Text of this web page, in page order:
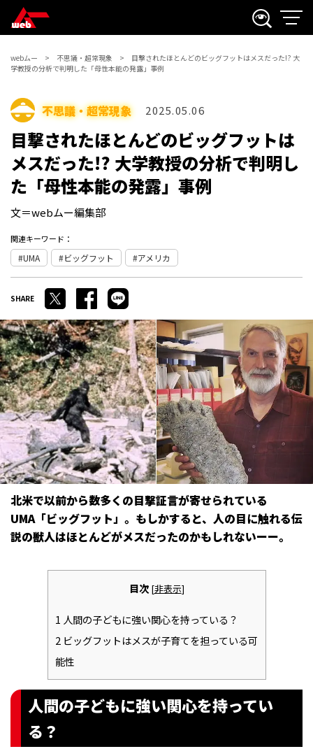
webムー 不思議・超常現象
目撃されたほとんどのビッグフットはメスだった!? 大
学教授の分析で判明した「母性本能の発露」事例
不思議・超常現象 2025.05.06
目撃されたほとんどのビッグフットは
メスだった!? 大学教授の分析で判明し
た「母性本能の発露」事例
文＝webムー編集部
関連キーワード：
UMA ビッグフット アメリカ
北米で以前から数多くの目撃証言が寄せられている
UMA「ビッグフット」。もしかすると、人の目に触れる伝
説の獣人はほとんどがメスだったのかもしれないーー。
目次 [非表示]
1 人間の子どもに強い関心を持っている？
2ビッグフットはメスが子育てを担っている可
能性
人間の子どもに強い関心を持ってい
る？